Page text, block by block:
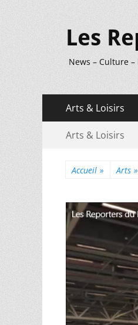
Les
News – Culture
Menu
principal
contenu
Arts & Loisirs
Menu
Arts & Loisirs
Accueil » Arts »